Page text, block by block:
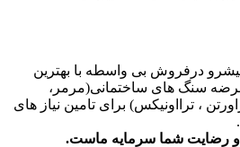
درفروش بی واسطه با بهترین
سنگ های ساختمانی(مرمر،
، ترااونیکس) برای تامین نیاز های
رضایت شما سرمایه ماست.